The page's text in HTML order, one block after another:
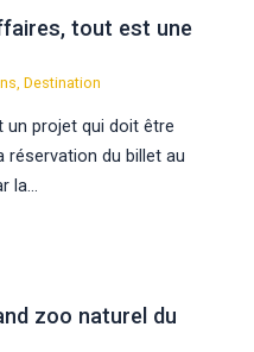
tout est une
,Destination
un projet qui doit être
réservation du billet au
la…
zoo naturel du